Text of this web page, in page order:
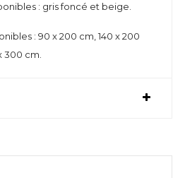
: gris foncé et beige.
: 90 x 200 cm, 140 x 200
300 cm.